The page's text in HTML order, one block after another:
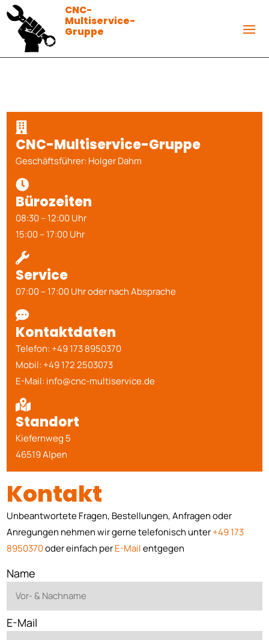
CNC-
Multiservice-
Gruppe
Kontakt
Unbeantwortete Fragen, Bestellungen, Anfragen oder
Anregungen nehmen wir gerne telefonisch unter+49 173
8950370oder einfach perE-Mailentgegen
Name
E-Mail

CNC-Multiservice-Gruppe
Geschäftsführer: Holger Dahm

Bürozeiten
08:30 – 12:00 Uhr
15:00 – 17:00 Uhr

Service
07:00 – 17:00 Uhr oder nach Absprache

Kontaktdaten
Telefon: +49 173 8950370
Mobil: +49 172 2503073
E-Mail: info@cnc-multiservice.de

Standort
Kiefernweg 5
46519 Alpen